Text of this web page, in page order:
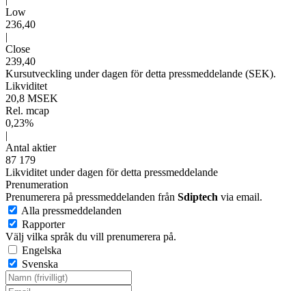
Low
236,40
|
Close
239,40
Kursutveckling under dagen för detta pressmeddelande (SEK).
Likviditet
20,8 MSEK
Rel. mcap
0,23%
|
Antal aktier
87 179
Likviditet under dagen för detta pressmeddelande
Prenumeration
Prenumerera på pressmeddelanden från Sdiptech via email.
Alla pressmeddelanden
Rapporter
Välj vilka språk du vill prenumerera på.
Engelska
Svenska